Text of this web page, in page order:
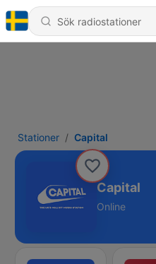
Stationer Capital
Capital
Online